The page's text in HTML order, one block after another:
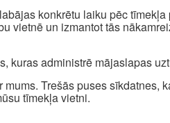
konkrētu laiku pēc
vietnē un izmantot tās
kuras administrē mājaslapas
Trešās puses sīkdatnes,
tīmekļa vietni.